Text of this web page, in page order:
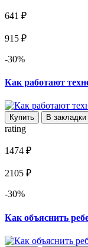
641 ₽
915 ₽
-30%
Как работают
Купить В закладки
rating
1474 ₽
2105 ₽
-30%
Как объяснить